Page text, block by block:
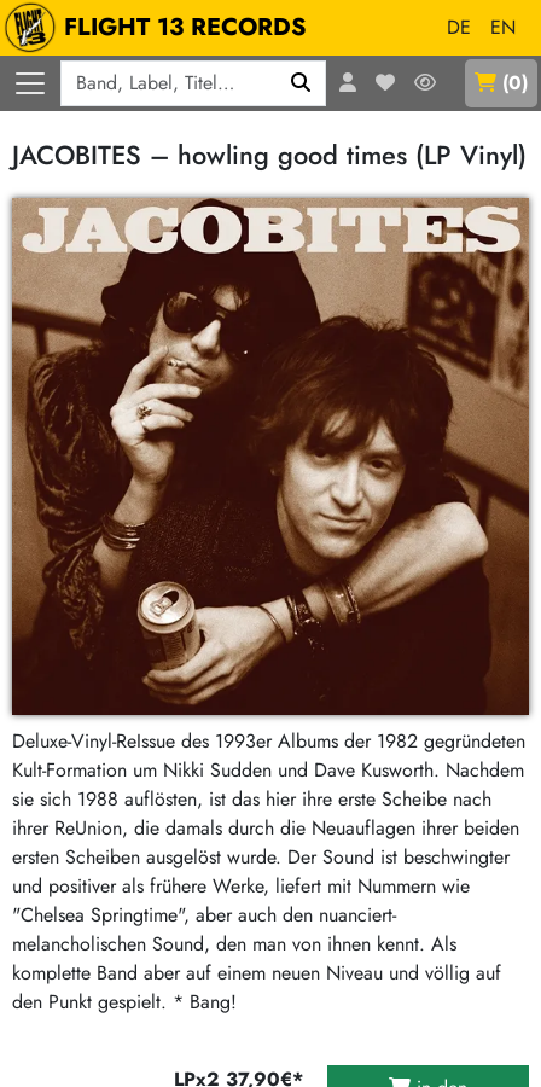
FLIGHT 13 RECORDS DE
EN
(0)
JACOBITES – howling good times (LP Vinyl)
Deluxe-Vinyl-ReIssue des 1993er Albums der 1982 gegründeten
Kult-Formation um Nikki Sudden und Dave Kusworth. Nachdem
sie sich 1988 auflösten, ist das hier ihre erste Scheibe nach
ihrer ReUnion, die damals durch die Neuauflagen ihrer beiden
ersten Scheiben ausgelöst wurde. Der Sound ist beschwingter
und positiver als frühere Werke, liefert mit Nummern wie
"Chelsea Springtime", aber auch den nuanciert-
melancholischen Sound, den man von ihnen kennt. Als
komplette Band aber auf einem neuen Niveau und völlig auf
den Punkt gespielt. * Bang!
LPx2 37,90€*